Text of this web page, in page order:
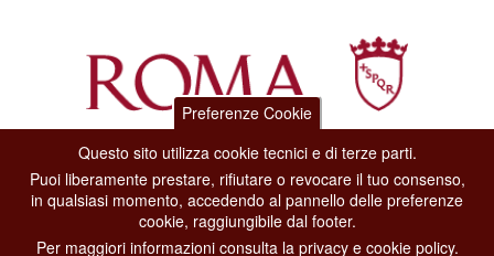
Dipartimento Grandi Eventi, Sport, Turismo e Moda.
Via di San Basilio, 51
00187 Roma
Preferenze Cookie
Questo sito utilizza cookie tecnici e di terze parti.
Puoi liberamente prestare, rifiutare o revocare il tuo consenso,
in qualsiasi momento, accedendo al pannello delle preferenze
cookie, raggiungibile dal footer.
Per maggiori informazioni consulta la privacy e cookie policy.